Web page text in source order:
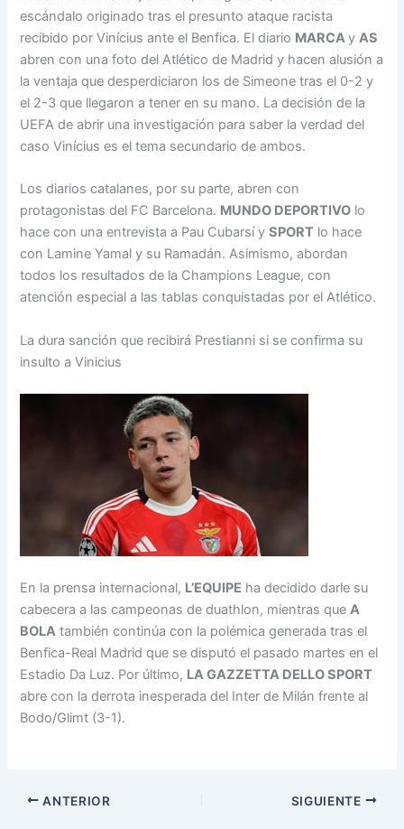
escándalo originado tras el presunto ataque racista
recibido por Vinícius ante el Benfica. El diario MARCAyAS
abren con una foto del Atlético de Madrid y hacen alusión a
la ventaja que desperdiciaron los de Simeone tras el 0-2 y
el 2-3 que llegaron a tener en su mano. La decisión de la
UEFA de abrir una investigación para saber la verdad del
caso Vinícius es el tema secundario de ambos.
Los diarios catalanes, por su parte, abren con
protagonistas del FC Barcelona. MUNDO DEPORTIVO lo
hace con una entrevista a Pau Cubarsí ySPORT lo hace
con Lamine Yamal y su Ramadán. Asimismo, abordan
todos los resultados de la Champions League, con
atención especial a las tablas conquistadas por el Atlético.
La dura sanción que recibirá Prestianni si se confirma su
insulto a Vinicius
En la prensa internacional, L’EQUIPE ha decidido darle su
cabecera a las campeonas de duathlon, mientras queA
BOLA también continúa con la polémica generada tras el
Benfica-Real Madrid que se disputó el pasado martes en el
Estadio Da Luz. Por último, LA GAZZETTA DELLO SPORT
abre con la derrota inesperada del Inter de Milán frente al
Bodo/Glimt (3-1).
ANTERIOR SIGUIENTE